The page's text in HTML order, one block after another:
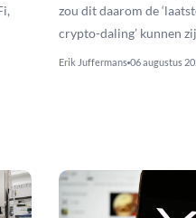
zou dit daarom de
crypto-daling’ kunnen
Erik Juffermans 06 augustus